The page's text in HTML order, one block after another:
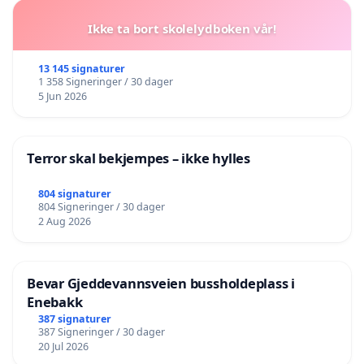
Ikke ta bort skolelydboken vår!
13 145 signaturer
1 358 Signeringer / 30 dager
5 Jun 2026
Terror skal bekjempes – ikke hylles
804 signaturer
804 Signeringer / 30 dager
2 Aug 2026
Bevar Gjeddevannsveien bussholdeplass i
Enebakk
387 signaturer
387 Signeringer / 30 dager
20 Jul 2026